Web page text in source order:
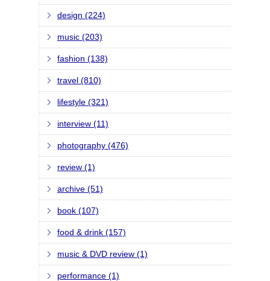
design (224)
music (203)
fashion (138)
travel (810)
lifestyle (321)
interview (11)
photography (476)
review (1)
archive (51)
book (107)
food & drink (157)
music & DVD review (1)
performance (1)